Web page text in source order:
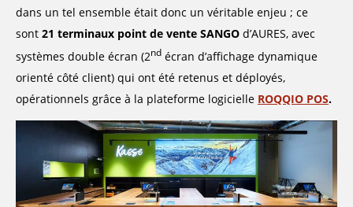
dans un tel ensemble était donc un véritable enjeu ; ce
sont 21 terminaux point de vente SANGO d’AURES, avec
systèmes double écran (2nd écran d’affichage dynamique
orienté côté client) qui ont été retenus et déployés,
opérationnels grâce à la plateforme logicielle ROQQIO POS.